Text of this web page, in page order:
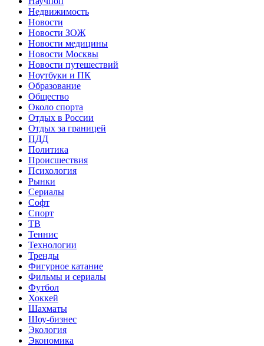
Недвижимость
Новости
Новости ЗОЖ
Новости медицины
Новости Москвы
Новости путешествий
Ноутбуки и ПК
Образование
Общество
Около спорта
Отдых в России
Отдых за границей
ПДД
Политика
Происшествия
Психология
Рынки
Сериалы
Софт
Спорт
ТВ
Теннис
Технологии
Тренды
Фигурное катание
Фильмы и сериалы
Футбол
Хоккей
Шахматы
Шоу-бизнес
Экология
Экономика